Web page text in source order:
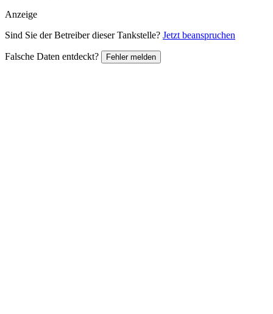
Anzeige
Sind Sie der Betreiber dieser Tankstelle? Jetzt beanspruchen
Falsche Daten entdeckt? Fehler melden